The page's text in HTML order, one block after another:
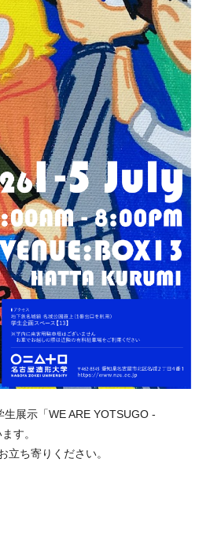
展示「WE ARE YOTSUGO -
す。
立ち寄りください。